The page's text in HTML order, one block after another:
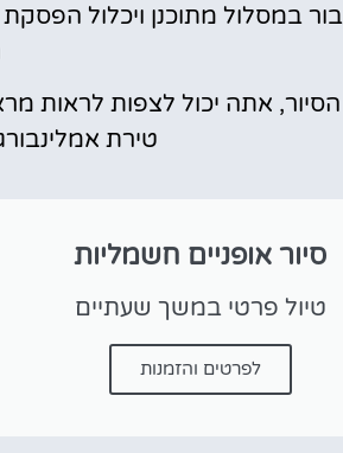
במסלול מתוכנן ויכלול
אתה יכול לצפות לראות
טירת
סיור אופניים חשמליות
טיול פרטי במשך שעתיים
לפרטים והזמנות